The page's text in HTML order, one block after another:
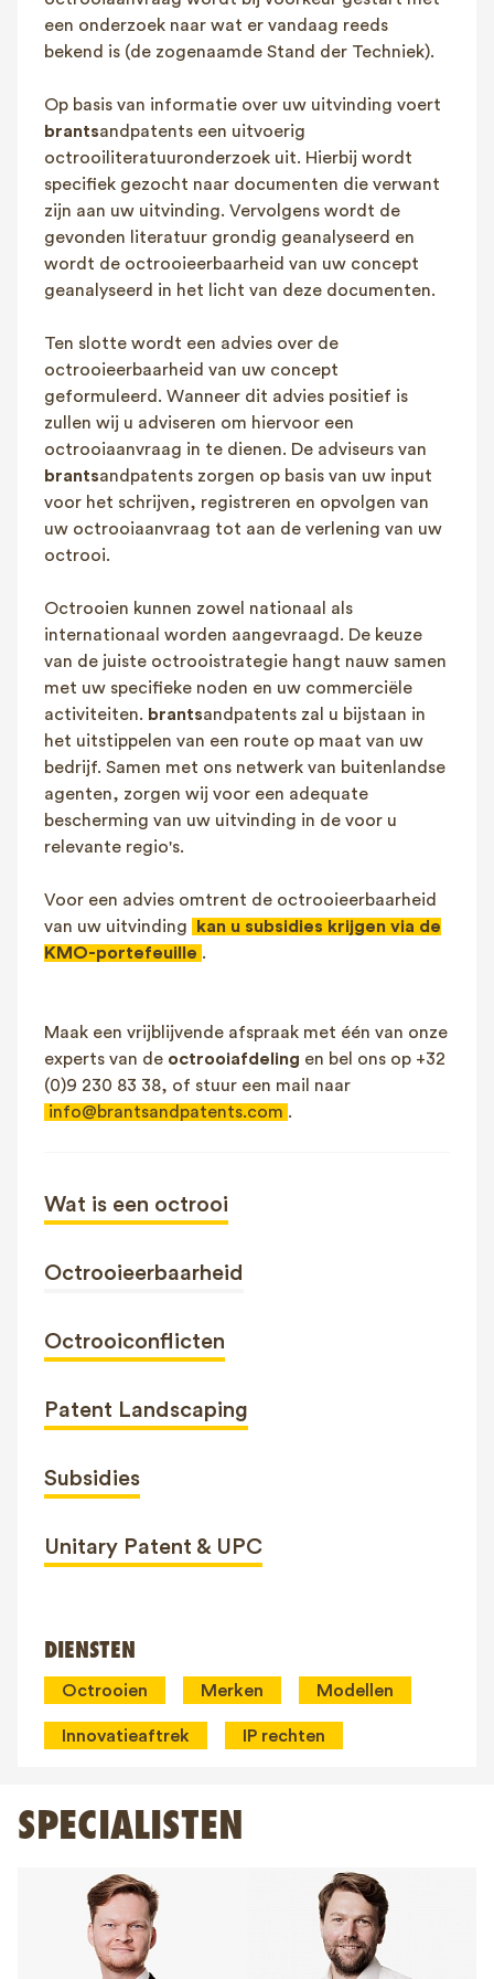
FAQ
Contact
NL
FR
Client login
een onderzoek naar wat er vandaag reeds
bekend is (de zogenaamde Stand der Techniek).
Op basis van informatie over uw uitvinding voert
brantsandpatents een uitvoerig
octrooiliteratuuronderzoek uit. Hierbij wordt
specifiek gezocht naar documenten die verwant
zijn aan uw uitvinding. Vervolgens wordt de
gevonden literatuur grondig geanalyseerd en
wordt de octrooieerbaarheid van uw concept
geanalyseerd in het licht van deze documenten.
Ten slotte wordt een advies over de
octrooieerbaarheid van uw concept
geformuleerd. Wanneer dit advies positief is
zullen wij u adviseren om hiervoor een
octrooiaanvraag in te dienen. De adviseurs van
brantsandpatents zorgen op basis van uw input
voor het schrijven, registreren en opvolgen van
uw octrooiaanvraag tot aan de verlening van uw
octrooi.
Octrooien kunnen zowel nationaal als
internationaal worden aangevraagd. De keuze
van de juiste octrooistrategie hangt nauw samen
met uw specifieke noden en uw commerciële
activiteiten. brantsandpatents zal u bijstaan in
het uitstippelen van een route op maat van uw
bedrijf. Samen met ons netwerk van buitenlandse
agenten, zorgen wij voor een adequate
bescherming van uw uitvinding in de voor u
relevante regio's.
Voor een advies omtrent de octrooieerbaarheid
van uw uitvinding
kan u subsidies krijgen via de
KMO-portefeuille .
Maak een vrijblijvende afspraak met één van onze
experts van de octrooiafdeling en bel ons op +32
(0)9 230 83 38, of stuur een mail naar
info@brantsandpatents.com .
Wat is een octrooi
Octrooieerbaarheid
Octrooiconflicten
Patent Landscaping
Subsidies
Unitary Patent & UPC
DIENSTEN
Octrooien Merken Modellen
Innovatieaftrek IP rechten
SPECIALISTEN